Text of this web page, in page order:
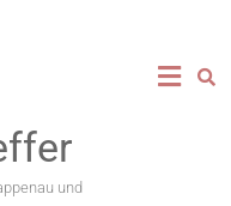
und